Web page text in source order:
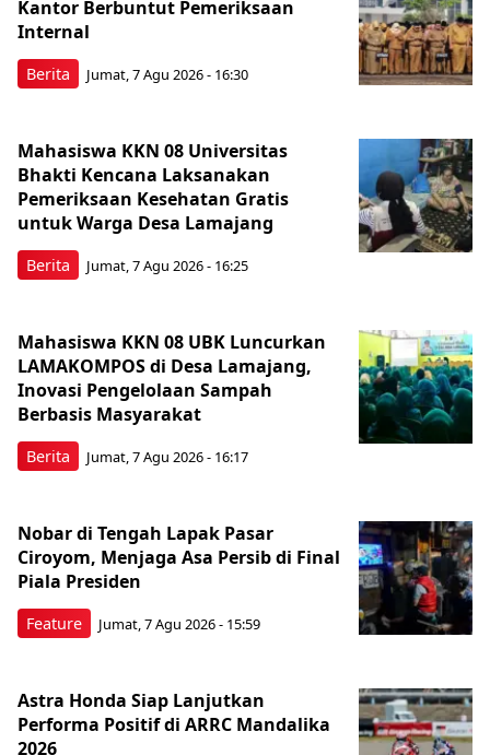
Berita
Kantor Berbuntut Pemeriksaan
Internal
Jumat, 7 Agu 2026 - 16:30
Berita
Mahasiswa KKN 08 Universitas
Bhakti Kencana Laksanakan
Pemeriksaan Kesehatan Gratis
untuk Warga Desa Lamajang
Jumat, 7 Agu 2026 - 16:25
Berita
Mahasiswa KKN 08 UBK Luncurkan
LAMAKOMPOS di Desa Lamajang,
Inovasi Pengelolaan Sampah
Berbasis Masyarakat
Jumat, 7 Agu 2026 - 16:17
Feature
Nobar di Tengah Lapak Pasar
Ciroyom, Menjaga Asa Persib di Final
Piala Presiden
Jumat, 7 Agu 2026 - 15:59
Astra Honda Siap Lanjutkan
Performa Positif di ARRC Mandalika
2026